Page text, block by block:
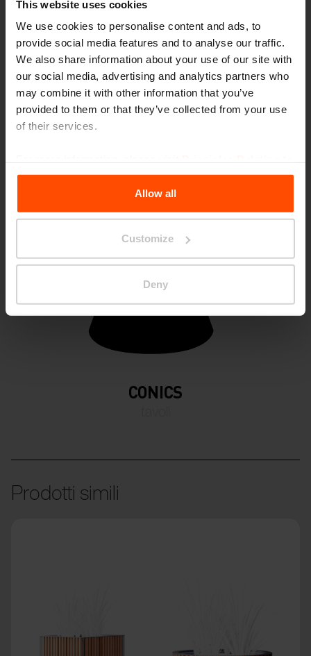
This website uses cookies
We use cookies to personalise content and ads, to
provide social media features and to analyse our traffic.
We also share information about your use of our site with
our social media, advertising and analytics partners who
may combine it with other information that you’ve
provided to them or that they’ve collected from your use
of their services.
the Processing Personal Data.
Allow all
Customize
Deny
CONICS
panchine
CONICS
Prodotti simili